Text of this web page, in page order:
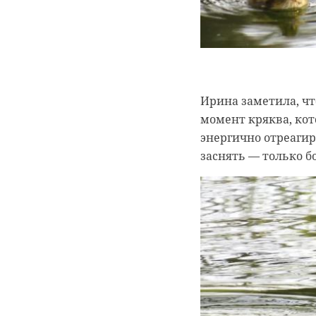
Ирина заметила,
момент кряква,
энергично
заснять — только
В качестве
базовых
России,
вклад в
Фото:
https://